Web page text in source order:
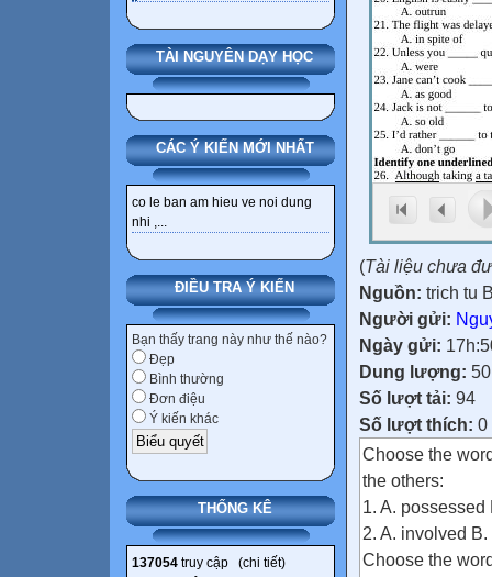
TÀI NGUYÊN DẠY HỌC
CÁC Ý KIẾN MỚI NHẤT
co le ban am hieu ve noi dung
nhi ,...
ĐIỀU TRA Ý KIẾN
Bạn thấy trang này như thế nào?
Đẹp
Bình thường
Đơn điệu
Ý kiến khác
THỐNG KÊ
137054 truy cập (chi tiết)
(Tài liệu chưa
Nguồn: trich tu
Người gửi:
Ngày gửi:
Dung lượng:
Số lượt tải: 94
Số lượt thích: 0
Choose the
the others:
1. A.
2. A. involved
Choose the